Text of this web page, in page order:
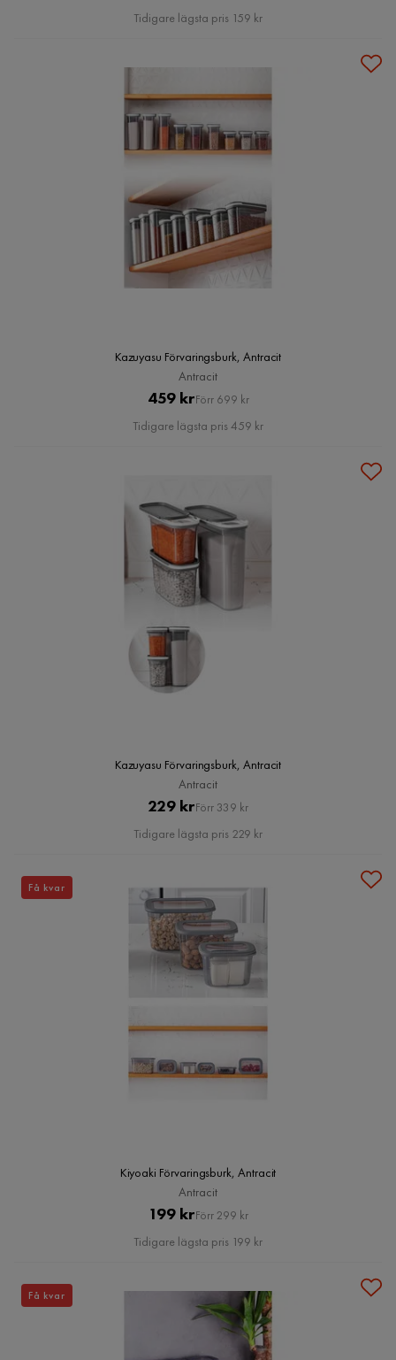
Pris
Tidigare lägsta pris 159 kr
Kazuyasu Förvaringsburk, Antracit
Antracit
Pris
459 krOriginal
Pris
Förr 699 kr
Tidigare lägsta pris 459 kr
Kazuyasu Förvaringsburk, Antracit
Antracit
Pris
229 krOriginal
Pris
Förr 339 kr
Tidigare lägsta pris 229 kr
Kiyoaki Förvaringsburk, Antracit
Antracit
Pris
199 krOriginal
Pris
Förr 299 kr
Tidigare lägsta pris 199 kr
Få kvar
Få kvar